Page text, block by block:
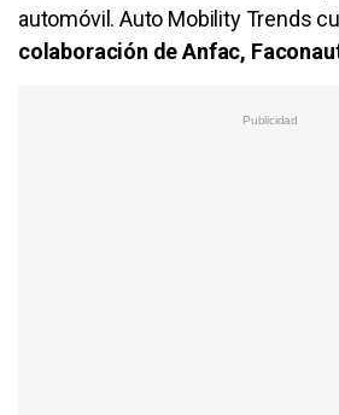
automóvil. Auto Mobility Trends
colaboración de Anfac,